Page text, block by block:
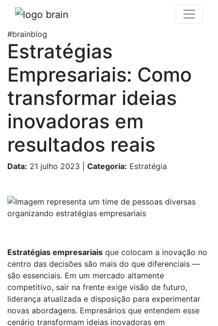
#brainblog
Estratégias
Empresariais: Como
transformar ideias
inovadoras em
resultados reais
Data: 21 julho 2023 Categoria: Estratégia
Estratégias empresariais que colocam a inovação no
centro das decisões são mais do que diferenciais —
são essenciais. Em um mercado altamente
competitivo, sair na frente exige visão de futuro,
liderança atualizada e disposição para experimentar
novas abordagens. Empresários que entendem esse
cenário transformam ideias inovadoras em